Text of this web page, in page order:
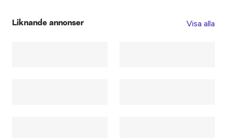
Liknande annonser Visa alla